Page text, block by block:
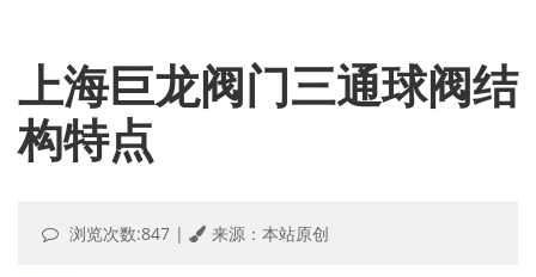
上海巨龙阀门三通球阀结
构特点
浏览次数:847 | 来源：本站原创